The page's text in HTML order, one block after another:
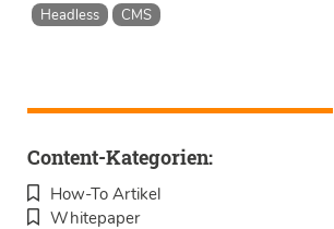
Headless
CMS
Content-Kategorien:
How-To Artikel
Whitepaper